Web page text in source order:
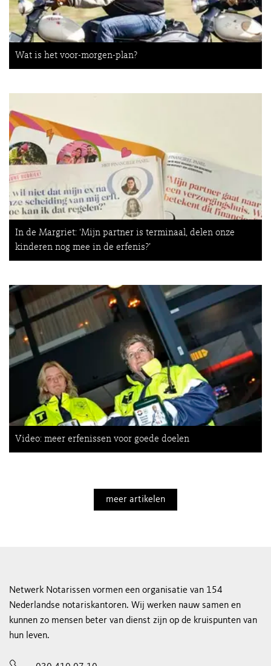
Wat is het voor-morgen-plan?
In de Margriet: ‘Mijn partner is terminaal, delen onze
kinderen nog mee in de erfenis?’
Video: meer erfenissen voor goede doelen
meer artikelen
Netwerk Notarissen vormen een organisatie van 154
Nederlandse notariskantoren. Wij werken nauw samen en
kunnen zo mensen beter van dienst zijn op de kruispunten van
hun leven.